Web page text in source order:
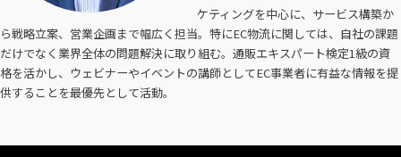
ケティングを中心に、サービス構築か
ら戦略立案、営業企画まで幅広く担当。特にEC物流に関しては、自社の課題
だけでなく業界全体の問題解決に取り組む。通販エキスパート検定1級の資
格を活かし、ウェビナーやイベントの講師としてEC事業者に有益な情報を提
供することを最優先として活動。